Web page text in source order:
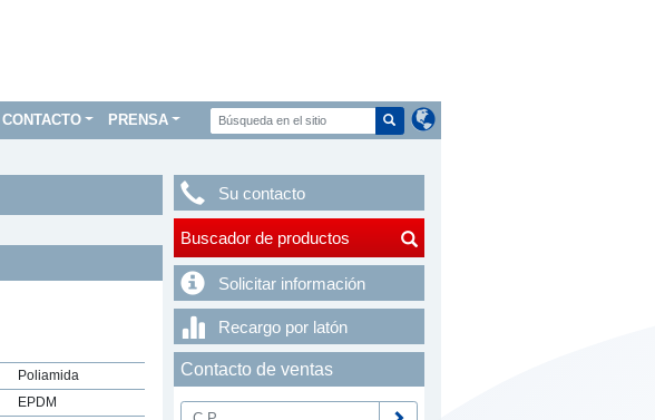
CONTACTO PRENSA
Poliamida
EPDM
Su contacto
Buscador de productos
Solicitar información
Recargo por latón
Contacto de ventas